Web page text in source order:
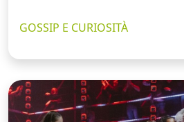
GOSSIP E CURIOSITÀ